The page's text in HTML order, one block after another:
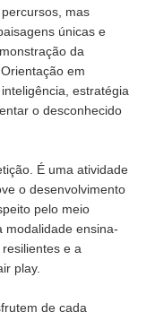
mas
únicas e
da
em
estratégia
o desconhecido
É uma atividade
o desenvolvimento
pelo meio
modalidade ensina-
e a
play.
de cada